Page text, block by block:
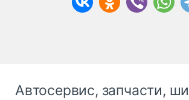
Автосервис, запчасти,